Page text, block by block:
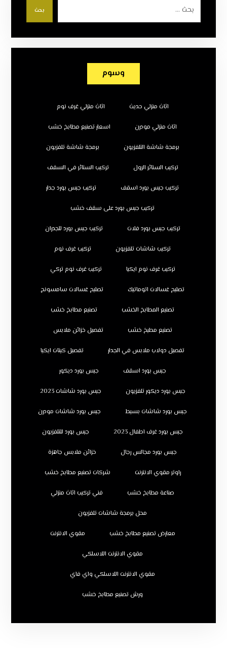
بحث
وسوم
اثاث منزلي حديث اثاث منزلي غرف نوم
اثاث منزلي مودرن اسعار تصنيع مطابخ خشب
برمجة شاشة التلفزيون برمجة شاشة تلفزيون
تركيب الستائر الرول تركيب الستائر في السقف
تركيب جبس بورد اسقف تركيب جبس بورد جدار
تركيب جبس بورد على سقف خشب
تركيب جبس بورد فلات تركيب جبس بورد للجدران
تركيب شاشات تلفزيون تركيب غرف نوم
تركيب غرف نوم ايكيا تركيب غرف نوم تركي
تصليح غسالات اتوماتيك تصليح غسالات سامسونج
تصنيع المطابخ الخشب تصنيع مطابخ خشب
تصنيع مطبخ خشب تفصيل خزائن ملابس
تفصيل دولاب ملابس في الجدار تفصيل كبتات ايكيا
جبس بورد اسقف جبس بورد ديكور
جبس بورد ديكور تلفزيون جبس بورد شاشات 2023
جبس بورد شاشات بسيط جبس بورد شاشات مودرن
جبس بورد غرف اطفال 2023 جبس بورد للتلفزيون
جبس بورد مجالس رجال خزائن ملابس جاهزة
راوتر مقوي الانترنت شركات تصنيع مطابخ خشب
صناعة مطابخ خشب فني تركيب اثاث منزلي
محل برمجة شاشات تلفزيون
معارض تصنيع مطابخ خشب مقوي الانترنت
مقوي الانترنت اللاسلكي
مقوي الانترنت اللاسلكي واي فاي
ورش تصنيع مطابخ خشب